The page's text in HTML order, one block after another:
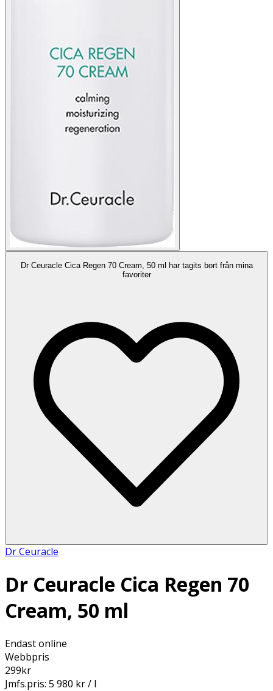
Dr Ceuracle Cica Regen 70 Cream, 50 ml har tagits bort från mina
favoriter
Dr Ceuracle
Dr Ceuracle Cica Regen 70
Cream, 50 ml
Endast online
Webbpris
299kr
Jmfs.pris: 5 980 kr / l